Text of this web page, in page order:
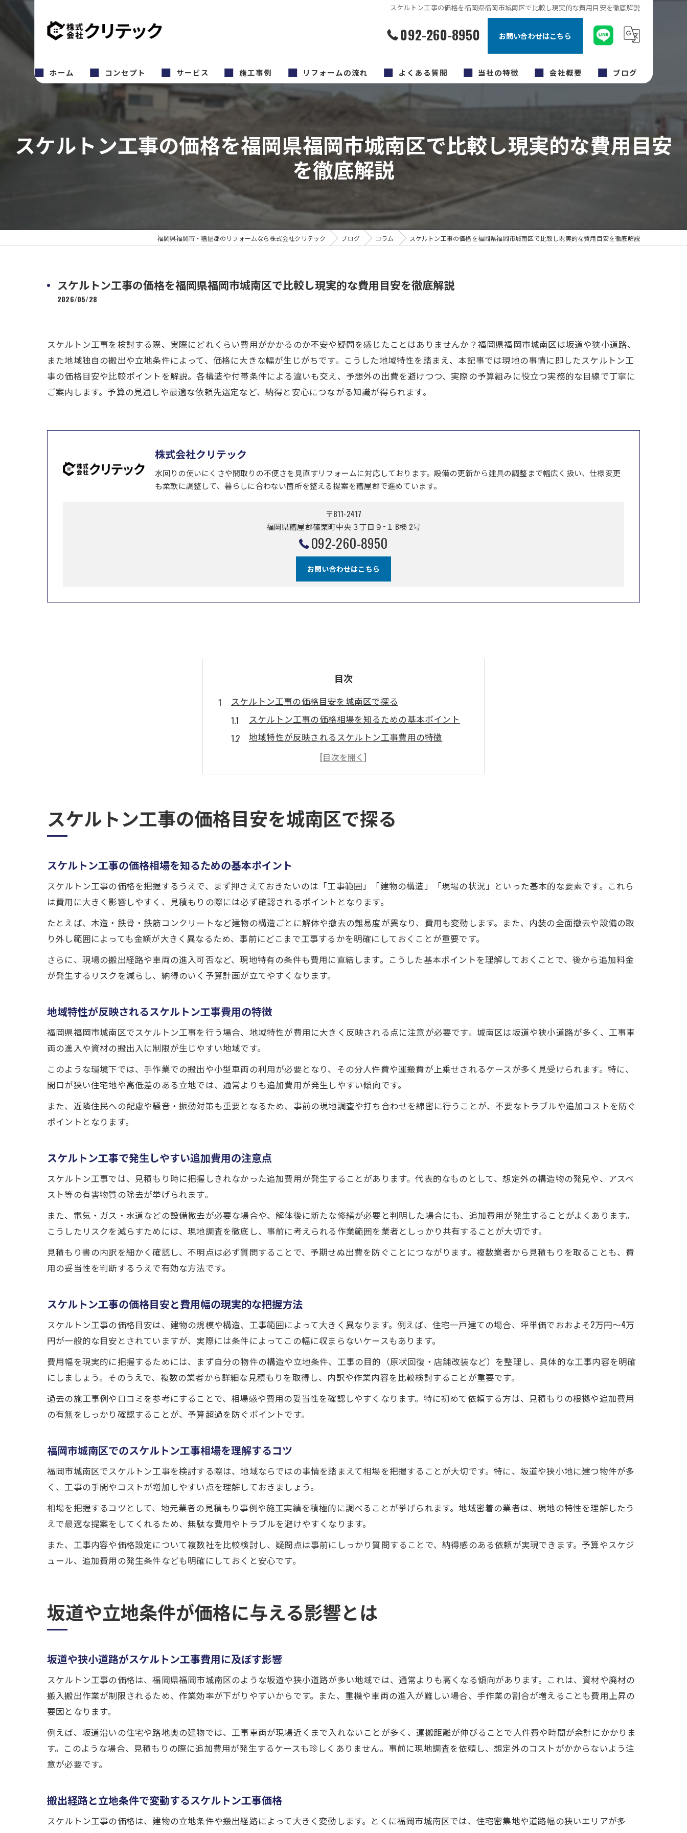
スケルトン工事の価格を福岡県福岡市城南区で比較し現実的な費用目安を徹底解説
092-260-8950 お問い合わせはこちら
ホーム コンセプト サービス 施工事例 リフォームの流れ よくある質問 当社の特徴
キッチン
原状回復工事
福岡市のリフォーム
会社概要 ブログ
コラム
スケルトン工事の価格を福岡県福岡市城南区で比較し現実的な費用目安
を徹底解説
福岡県福岡市・糟屋郡のリフォームなら株式会社クリテック ブログ コラム スケルトン工事の価格を福岡県福岡市城南区で比較し現実的な費用目安を徹底解説
スケルトン工事の価格を福岡県福岡市城南区で比較し現実的な費用目安を徹底解説
2026/05/28
スケルトン工事を検討する際、実際にどれくらい費用がかかるのか不安や疑問を感じたことはありませんか？福岡県福岡市城南区は坂道や狭小道路、
また地域独自の搬出や立地条件によって、価格に大きな幅が生じがちです。こうした地域特性を踏まえ、本記事では現地の事情に即したスケルトン工
事の価格目安や比較ポイントを解説。各構造や付帯条件による違いも交え、予想外の出費を避けつつ、実際の予算組みに役立つ実務的な目線で丁寧に
ご案内します。予算の見通しや最適な依頼先選定など、納得と安心につながる知識が得られます。
株式会社クリテック
水回りの使いにくさや間取りの不便さを見直すリフォームに対応しております。設備の更新から建具の調整まで幅広く扱い、仕様変更
も柔軟に調整して、暮らしに合わない箇所を整える提案を糟屋郡で進めています。
〒811-2417
福岡県糟屋郡篠栗町中央３丁目９−１ B棟 2号
092-260-8950
お問い合わせはこちら
目次
スケルトン工事の価格目安を城南区で探る
スケルトン工事の価格相場を知るための基本ポイント
地域特性が反映されるスケルトン工事費用の特徴
スケルトン工事で発生しやすい追加費用の注意点
スケルトン工事の価格目安と費用幅の現実的な把握方法
坂道や立地条件が価格に与える影響とは
坂道や狭小道路がスケルトン工事費用に及ぼす影響
スケルトン工事で立地特有のコストが発生する理由
現場条件ごとに異なるスケルトン工事の価格傾向
坂道や地形によるスケルトン工事の費用差を考える
城南区におけるスケルトン工事費用の実態
スケルトン工事費用の実態と地域事情の関係性
現場の声から見るスケルトン工事費用のリアル
スケルトン工事で予想外の出費を防ぐポイント
スケルトン工事見積もりで比較すべき主な項目
スケルトン工事で損をしない見積もり比較のコツ
スケルトン工事の見積もり条件を整理する重要性
木造・鉄骨造で変わるスケルトン工事の価格相場
RC造はスケルトン工事費用が高くなりやすい理由
スケルトン工事で重視すべき構造ごとの注意点
予算内で工事を進めるための賢い選択術
スケルトン工事の予算管理で失敗しない方法
予算内で理想を叶えるスケルトン工事の進め方
スケルトン工事費用を抑えるための実践的工夫
スケルトン工事の価格目安を城南区で探る
スケルトン工事の価格相場を知るための基本ポイント
スケルトン工事の価格を把握するうえで、まず押さえておきたいのは「工事範囲」「建物の構造」「現場の状況」といった基本的な要素です。これら
は費用に大きく影響しやすく、見積もりの際には必ず確認されるポイントとなります。
たとえば、木造・鉄骨・鉄筋コンクリートなど建物の構造ごとに解体や撤去の難易度が異なり、費用も変動します。また、内装の全面撤去や設備の取
り外し範囲によっても金額が大きく異なるため、事前にどこまで工事するかを明確にしておくことが重要です。
さらに、現場の搬出経路や車両の進入可否など、現地特有の条件も費用に直結します。こうした基本ポイントを理解しておくことで、後から追加料金
が発生するリスクを減らし、納得のいく予算計画が立てやすくなります。
地域特性が反映されるスケルトン工事費用の特徴
福岡県福岡市城南区でスケルトン工事を行う場合、地域特性が費用に大きく反映される点に注意が必要です。城南区は坂道や狭小道路が多く、工事車
両の進入や資材の搬出入に制限が生じやすい地域です。
このような環境下では、手作業での搬出や小型車両の利用が必要となり、その分人件費や運搬費が上乗せされるケースが多く見受けられます。特に、
間口が狭い住宅地や高低差のある立地では、通常よりも追加費用が発生しやすい傾向です。
また、近隣住民への配慮や騒音・振動対策も重要となるため、事前の現地調査や打ち合わせを綿密に行うことが、不要なトラブルや追加コストを防ぐ
ポイントとなります。
スケルトン工事で発生しやすい追加費用の注意点
スケルトン工事では、見積もり時に把握しきれなかった追加費用が発生することがあります。代表的なものとして、想定外の構造物の発見や、アスベ
スト等の有害物質の除去が挙げられます。
また、電気・ガス・水道などの設備撤去が必要な場合や、解体後に新たな修繕が必要と判明した場合にも、追加費用が発生することがよくあります。
こうしたリスクを減らすためには、現地調査を徹底し、事前に考えられる作業範囲を業者としっかり共有することが大切です。
見積もり書の内訳を細かく確認し、不明点は必ず質問することで、予期せぬ出費を防ぐことにつながります。複数業者から見積もりを取ることも、費
用の妥当性を判断するうえで有効な方法です。
スケルトン工事の価格目安と費用幅の現実的な把握方法
スケルトン工事の価格目安は、建物の規模や構造、工事範囲によって大きく異なります。例えば、住宅一戸建ての場合、坪単価でおおよそ2万円〜4万
円が一般的な目安とされていますが、実際には条件によってこの幅に収まらないケースもあります。
費用幅を現実的に把握するためには、まず自分の物件の構造や立地条件、工事の目的（原状回復・店舗改装など）を整理し、具体的な工事内容を明確
にしましょう。そのうえで、複数の業者から詳細な見積もりを取得し、内訳や作業内容を比較検討することが重要です。
過去の施工事例や口コミを参考にすることで、相場感や費用の妥当性を確認しやすくなります。特に初めて依頼する方は、見積もりの根拠や追加費用
の有無をしっかり確認することが、予算超過を防ぐポイントです。
福岡市城南区でのスケルトン工事相場を理解するコツ
福岡市城南区でスケルトン工事を検討する際は、地域ならではの事情を踏まえて相場を把握することが大切です。特に、坂道や狭小地に建つ物件が多
く、工事の手間やコストが増加しやすい点を理解しておきましょう。
相場を把握するコツとして、地元業者の見積もり事例や施工実績を積極的に調べることが挙げられます。地域密着の業者は、現地の特性を理解したう
えで最適な提案をしてくれるため、無駄な費用やトラブルを避けやすくなります。
また、工事内容や価格設定について複数社を比較検討し、疑問点は事前にしっかり質問することで、納得感のある依頼が実現できます。予算やスケジ
ュール、追加費用の発生条件なども明確にしておくと安心です。
坂道や立地条件が価格に与える影響とは
坂道や狭小道路がスケルトン工事費用に及ぼす影響
スケルトン工事の価格は、福岡県福岡市城南区のような坂道や狭小道路が多い地域では、通常よりも高くなる傾向があります。これは、資材や廃材の
搬入搬出作業が制限されるため、作業効率が下がりやすいからです。また、重機や車両の進入が難しい場合、手作業の割合が増えることも費用上昇の
要因となります。
例えば、坂道沿いの住宅や路地奥の建物では、工事車両が現場近くまで入れないことが多く、運搬距離が伸びることで人件費や時間が余計にかかりま
す。このような場合、見積もりの際に追加費用が発生するケースも珍しくありません。事前に現地調査を依頼し、想定外のコストがかからないよう注
意が必要です。
搬出経路と立地条件で変動するスケルトン工事価格
スケルトン工事の価格は、建物の立地条件や搬出経路によって大きく変動します。とくに福岡市城南区では、住宅密集地や道路幅の狭いエリアが多